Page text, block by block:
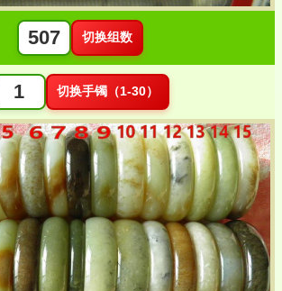
切换组数
切换手镯（1-30）